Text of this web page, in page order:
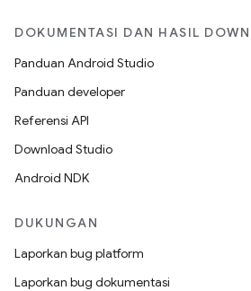
DOKUMENTASI DAN HASIL
Panduan Android Studio
Panduan developer
Referensi API
Download Studio
Android NDK
DUKUNGAN
Laporkan bug platform
Laporkan bug dokumentasi